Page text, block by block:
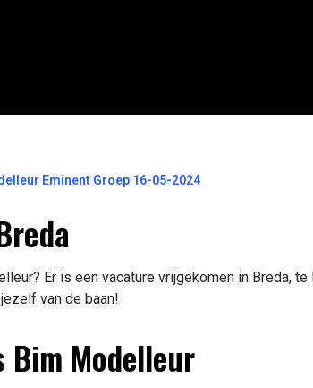
Eminent Groep 16-05-2024
Er is een vacature vrijgekomen in Breda, te
van de baan!
Bim Modelleur